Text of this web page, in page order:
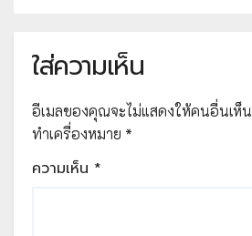
ใส่ความเห็น
อีเมลของคุณจะไม่แสดงให้คนอื่นเห็น
ทำเครื่องหมาย *
ความเห็น *